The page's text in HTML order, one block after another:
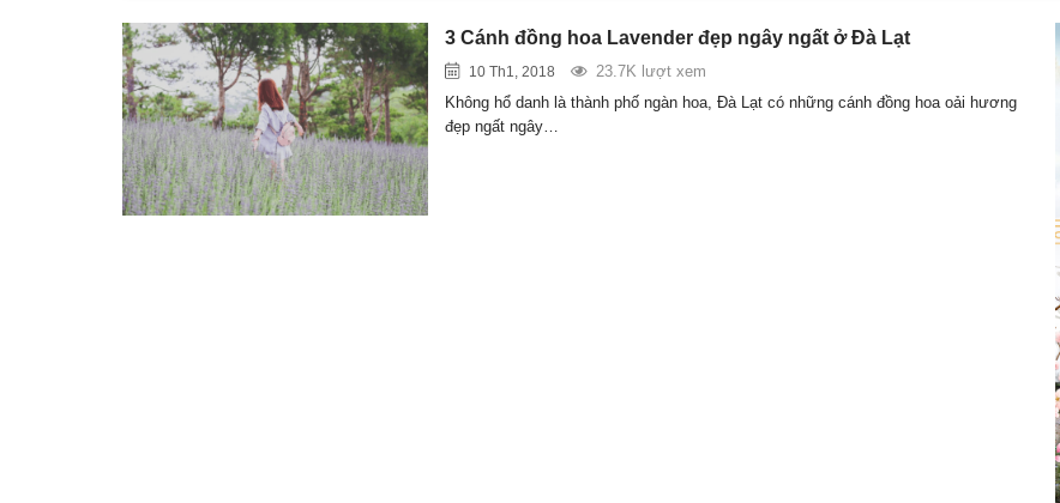
3 Cánh đồng hoa Lavender đẹp ngây ngất ở Đà Lạt
10 Th1, 2018
23.7K lượt xem
Không hổ danh là thành phố ngàn hoa, Đà Lạt có những cánh đồng hoa oải hương
đẹp ngất ngây…